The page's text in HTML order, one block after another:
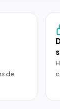
de